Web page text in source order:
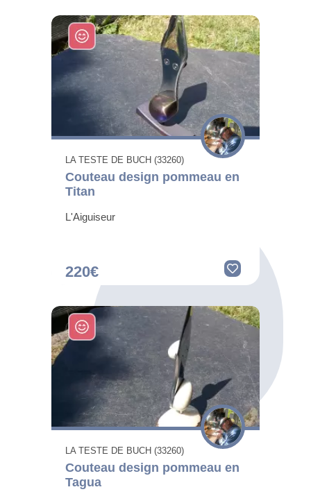
LA TESTE DE BUCH (33260)
Couteau design pommeau en
Titan
L'Aiguiseur
220€
LA TESTE DE BUCH (33260)
Couteau design pommeau en
Tagua